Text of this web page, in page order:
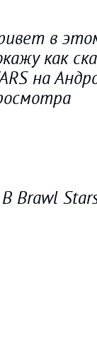
в
как
на
Brawl